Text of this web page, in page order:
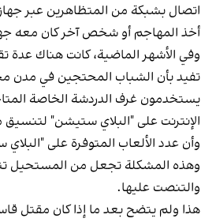
اتصال بشبكة من المتظاهرين عبر
أخذ المهاجم أو شخص آخر كان معه
وفي الأشهر الماضية، كانت هناك عدة
تفيد بأن الشباب المحتجين في مدن
يستخدمون غرف الدردشة الخاصة
الإنترنت على "البلاي ستيشن"
وأن عدد الألعاب المتوفرة على
وهذه المشكلة تجعل من المستحيل
والتنصت عليها.
هذا ولم يتضح بعد ما إذا كان مقتل